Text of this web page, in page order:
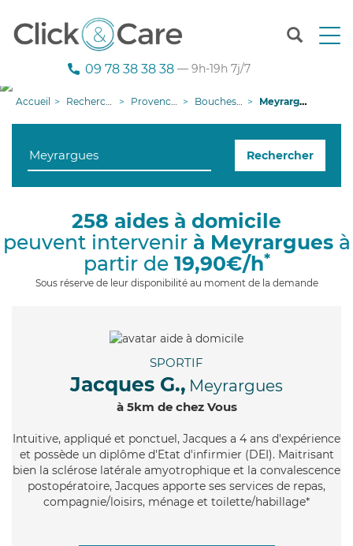
T
n
g
i
09 78 38 38 38 — 9h-19h 7j/7
Accueil Recherche aide à domicile Provence-Alpes-Côte d'Azur Bouches-du-Rhône Meyrargues
Rechercher
258 aides à domicile
peuvent intervenir à Meyrarguesà
partir de 19,90€/h*
Sous réserve de leur disponibilité au moment de la demande
SPORTIF
Jacques G., Meyrargues
à 5km de chez Vous
Intuitive, appliqué et ponctuel, Jacques a 4 ans d'expérience
et possède un diplôme d'Etat d'infirmier (DEI). Maitrisant
bien la sclérose latérale amyotrophique et la convalescence
postopératoire, Jacques apporte ses services de repas,
compagnie/loisirs, ménage et toilette/habillage*